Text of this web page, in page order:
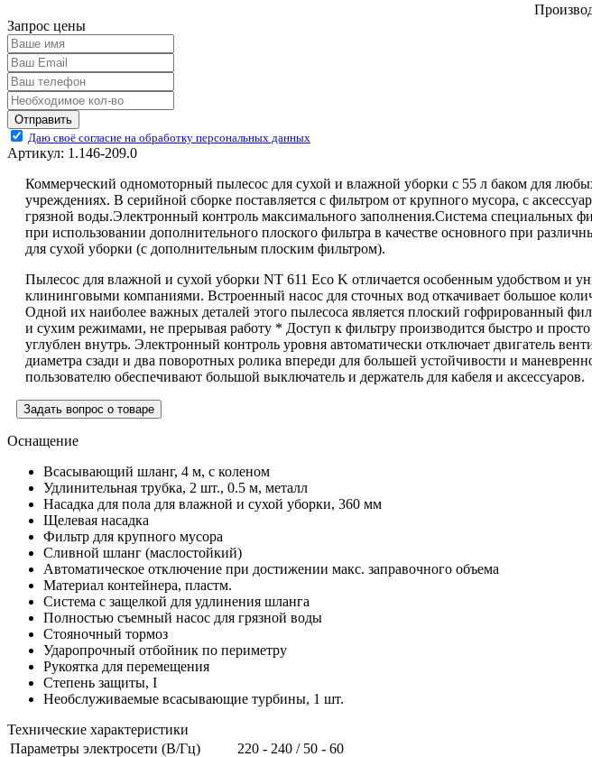
Запрос цены
Отправить
Даю своё согласие на обработку персональных данных
Артикул: 1.146-209.0
Коммерческий одномоторный пылесос для сухой и влажной уборки с 55 л баком для
учреждениях. В серийной сборке поставляется с фильтром от крупного мусора, с
грязной воды.Электронный контроль максимального заполнения.Система специальных
при использовании дополнительного плоского фильтра в качестве основного при
для сухой уборки (с дополнительным плоским фильтром).
Пылесос для влажной и сухой уборки NT 611 Eco K отличается особенным удобством и
клининговыми компаниями. Встроенный насос для сточных вод откачивает большое
Одной их наиболее важных деталей этого пылесоса является плоский гофрированный
и сухим режимами, не прерывая работу * Доступ к фильтру производится быстро и
углублен внутрь. Электронный контроль уровня автоматически отключает двигатель
диаметра сзади и два поворотных ролика впереди для большей устойчивости и
пользователю обеспечивают большой выключатель и держатель для кабеля и аксессуаров.
Задать вопрос о товаре
Оснащение
Всасывающий шланг, 4 м, с коленом
Удлинительная трубка, 2 шт., 0.5 м, металл
Насадка для пола для влажной и сухой уборки, 360 мм
Щелевая насадка
Фильтр для крупного мусора
Сливной шланг (маслостойкий)
Автоматическое отключение при достижении макс. заправочного объема
Материал контейнера, пластм.
Система с защелкой для удлинения шланга
Полностью съемный насос для грязной воды
Стояночный тормоз
Ударопрочный отбойник по периметру
Рукоятка для перемещения
Степень защиты, I
Необслуживаемые всасывающие турбины, 1 шт.
Технические характеристики
Параметры электросети (В/Гц)
220 - 240 / 50 - 60